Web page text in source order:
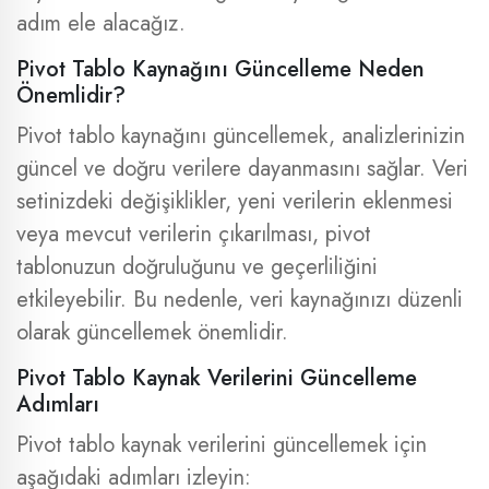
adım ele alacağız.
Pivot Tablo Kaynağını Güncelleme Neden
Önemlidir?
Pivot tablo kaynağını güncellemek, analizlerinizin
güncel ve doğru verilere dayanmasını sağlar. Veri
setinizdeki değişiklikler, yeni verilerin eklenmesi
veya mevcut verilerin çıkarılması, pivot
tablonuzun doğruluğunu ve geçerliliğini
etkileyebilir. Bu nedenle, veri kaynağınızı düzenli
olarak güncellemek önemlidir.
Pivot Tablo Kaynak Verilerini Güncelleme
Adımları
Pivot tablo kaynak verilerini güncellemek için
aşağıdaki adımları izleyin: